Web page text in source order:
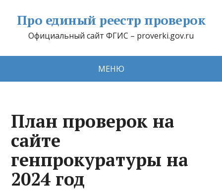
Про единый реестр проверок
Официальный сайт ФГИС – proverki.gov.ru
МЕНЮ
План проверок на
сайте
генпрокуратуры на
2024 год